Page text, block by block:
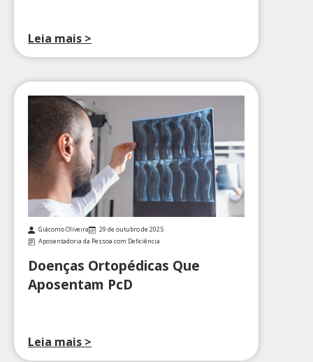
Leia mais >
Giácomo Oliveira
29 de outubro de 2025
Aposentadoria da Pessoa com Deficiência
Doenças Ortopédicas Que
Aposentam PcD
Leia mais >